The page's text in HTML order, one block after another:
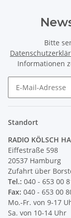
Bitte
Informationen
Standort
RADIO KÖLSCH
Eiffestraße 598
20537 Hamburg
Zufahrt über
Tel.: 040 - 653 00
Fax: 040 - 653 00
Mo.-Fr. von 9-17
Sa. von 10-14 Uhr